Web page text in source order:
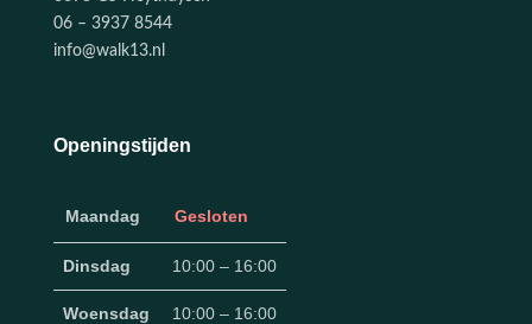
06 – 3937 8544
info@walk13.nl
Openingstijden
Maandag Gesloten
Dinsdag 10:00 – 16:00
Woensdag 10:00 – 16:00